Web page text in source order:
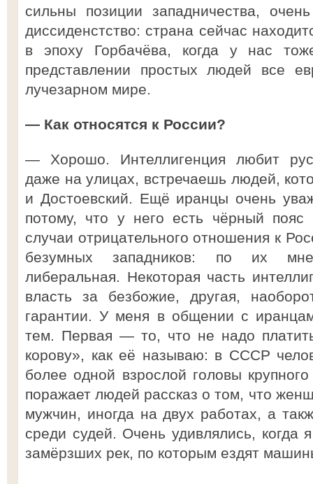
сильны позиции западничества,
диссиденстство: страна сейчас
в эпоху Горбачёва, когда у нас
представлении простых людей все
лучезарном мире.
— Как относятся к России?
— Хорошо. Интеллигенция любит
даже на улицах, встречаешь людей,
и Достоевский. Ещё иранцы очень
потому, что у него есть чёрный
случаи отрицательного отношения к
безумных западников: по их
либеральная. Некоторая часть
власть за безбожие, другая,
гарантии. У меня в общении с
тем. Первая — то, что не надо
корову», как её называю: в СССР
более одной взрослой головы
поражает людей рассказ о том, что
мужчин, иногда на двух работах, а
среди судей. Очень удивлялись, когда
замёрзших рек, по которым ездят